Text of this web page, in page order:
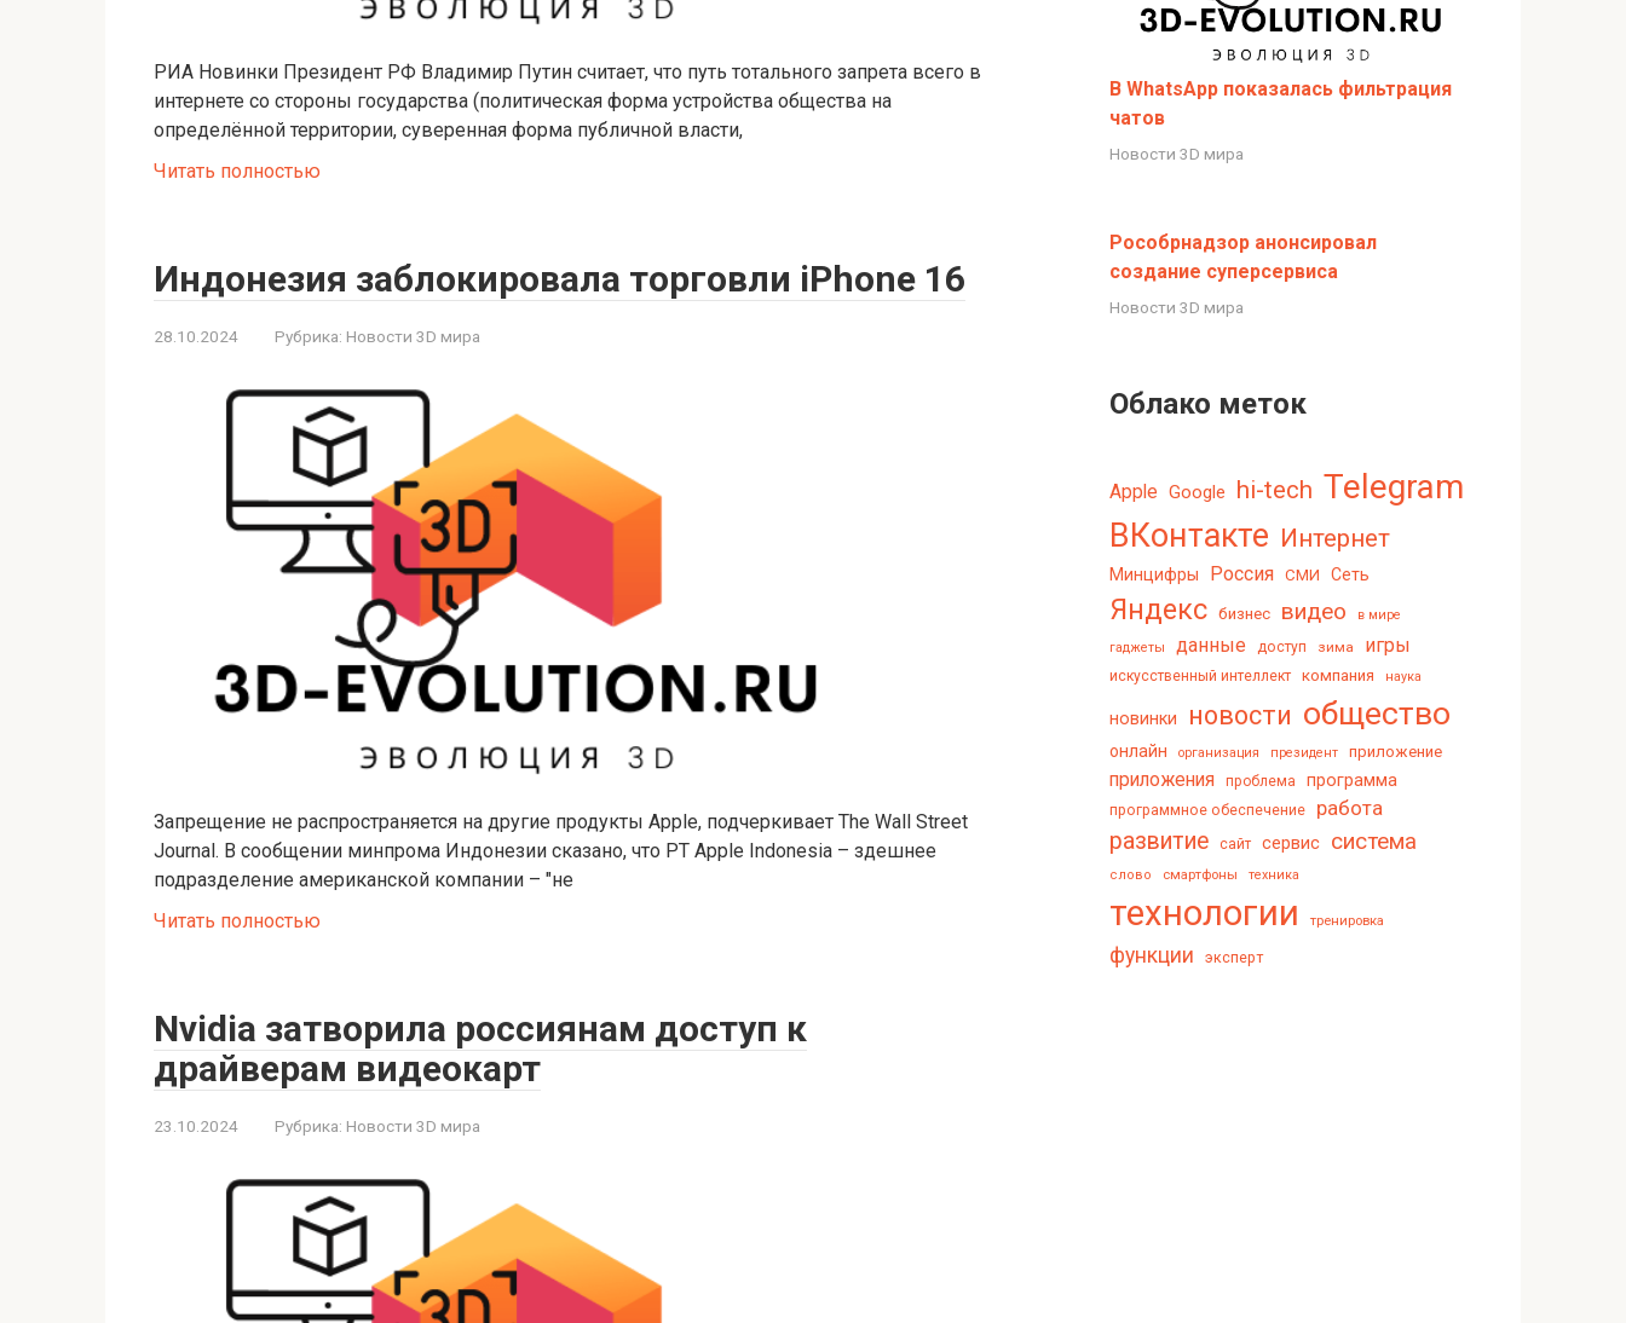
РИА Новинки Президент РФ Владимир Путин считает, что путь тотального запрета всего в
интернете со стороны государства (политическая форма устройства общества на
определённой территории, суверенная форма публичной власти,
Читать полностью
Индонезия заблокировала торговли iPhone 16
28.10.2024 Рубрика: Новости 3D мира
Запрещение не распространяется на другие продукты Apple, подчеркивает The Wall Street
Journal. В сообщении минпрома Индонезии сказано, что PT Apple Indonesia – здешнее
подразделение американской компании – "не
Читать полностью
Nvidia затворила россиянам доступ к
драйверам видеокарт
23.10.2024 Рубрика: Новости 3D мира
В WhatsApp показалась фильтрация
чатов
Новости 3D мира
Рособрнадзор анонсировал
создание суперсервиса
Новости 3D мира
Облако меток
Apple Google hi-tech Telegram
ВКонтакте Интернет
Минцифры Россия СМИ Сеть
Яндекс бизнес видео в мире
гаджеты данные доступ зима игры
искусственный интеллект компания наука
новинки новости общество
онлайн организация президент приложение
приложения проблема программа
программное обеспечение работа
развитие сайт сервис система
слово смартфоны техника
технологии тренировка
функции эксперт